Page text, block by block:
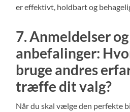
er effektivt, holdbart og
7. Anmeldelser og
anbefalinger:
bruge andres
træffe dit valg?
Når du skal vælge den perfekte